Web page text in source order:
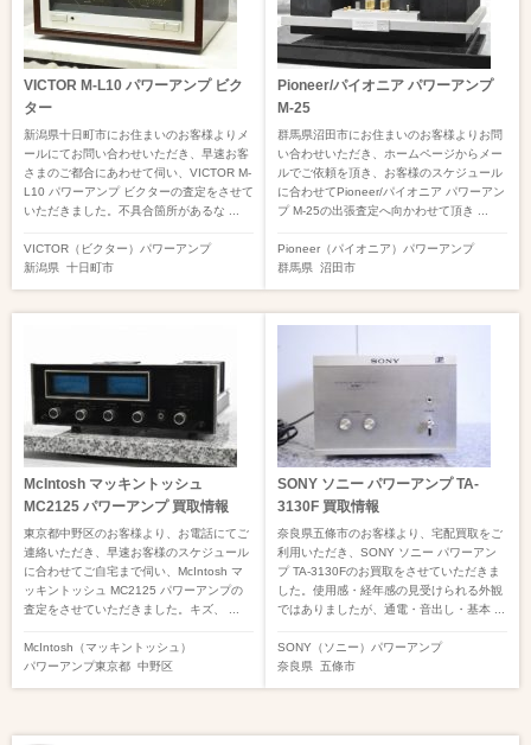
VICTOR M-L10 パワーアンプ ビク
ター
新潟県十日町市にお住まいのお客様よりメ
ールにてお問い合わせいただき、早速お客
さまのご都合にあわせて伺い、VICTOR M-
L10 パワーアンプ ビクターの査定をさせて
いただきました。不具合箇所があるな ...
VICTOR（ビクター） パワーアンプ
新潟県 十日町市
Pioneer/パイオニア パワーアンプ
M-25
群馬県沼田市にお住まいのお客様よりお問
い合わせいただき、ホームページからメー
ルでご依頼を頂き、お客様のスケジュール
に合わせてPioneer/パイオニア パワーアン
プ M-25の出張査定へ向かわせて頂き ...
Pioneer（パイオニア） パワーアンプ
群馬県 沼田市
McIntosh マッキントッシュ
MC2125 パワーアンプ 買取情報
東京都中野区のお客様より、お電話にてご
連絡いただき、早速お客様のスケジュール
に合わせてご自宅まで伺い、McIntosh マ
ッキントッシュ MC2125 パワーアンプの
査定をさせていただきました。キズ、 ...
McIntosh（マッキントッシュ）
パワーアンプ東京都 中野区
SONY ソニー パワーアンプ TA-
3130F 買取情報
奈良県五條市のお客様より、宅配買取をご
利用いただき、SONY ソニー パワーアン
プ TA-3130Fのお買取をさせていただきま
した。使用感・経年感の見受けられる外観
ではありましたが、通電・音出し・基本 ...
SONY（ソニー） パワーアンプ
奈良県 五條市